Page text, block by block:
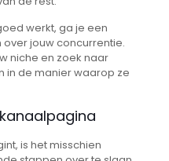
werkt, ga je een
jouw concurrentie.
niche en zoek naar
in de manier waarop ze
is het misschien